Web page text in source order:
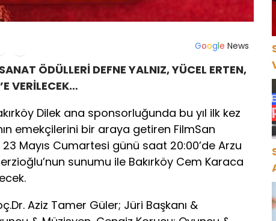
Google News
ÖDÜLLERİ DEFNE YALNIZ, YÜCEL ERTEN,
VERİLECEK…
Dilek ana sponsorluğunda bu yıl ilk kez
emekçilerini bir araya getiren FilmSan
Mayıs Cumartesi günü saat 20:00’de Arzu
sunumu ile Bakırköy Cem Karaca
Aziz Tamer Güler; Jüri Başkanı &